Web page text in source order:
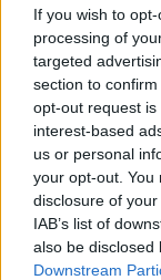
If you wish to
processing of
targeted
section to
opt-out request
interest-based
us or personal
your opt-out. You
disclosure of
IAB’s list of
also be disclosed
Downstream
Cickafark –
gyógynövény
1 perc
Nem csak
arborétum,
meglátogatni
ÉLŐ BOLYGÓNK 5